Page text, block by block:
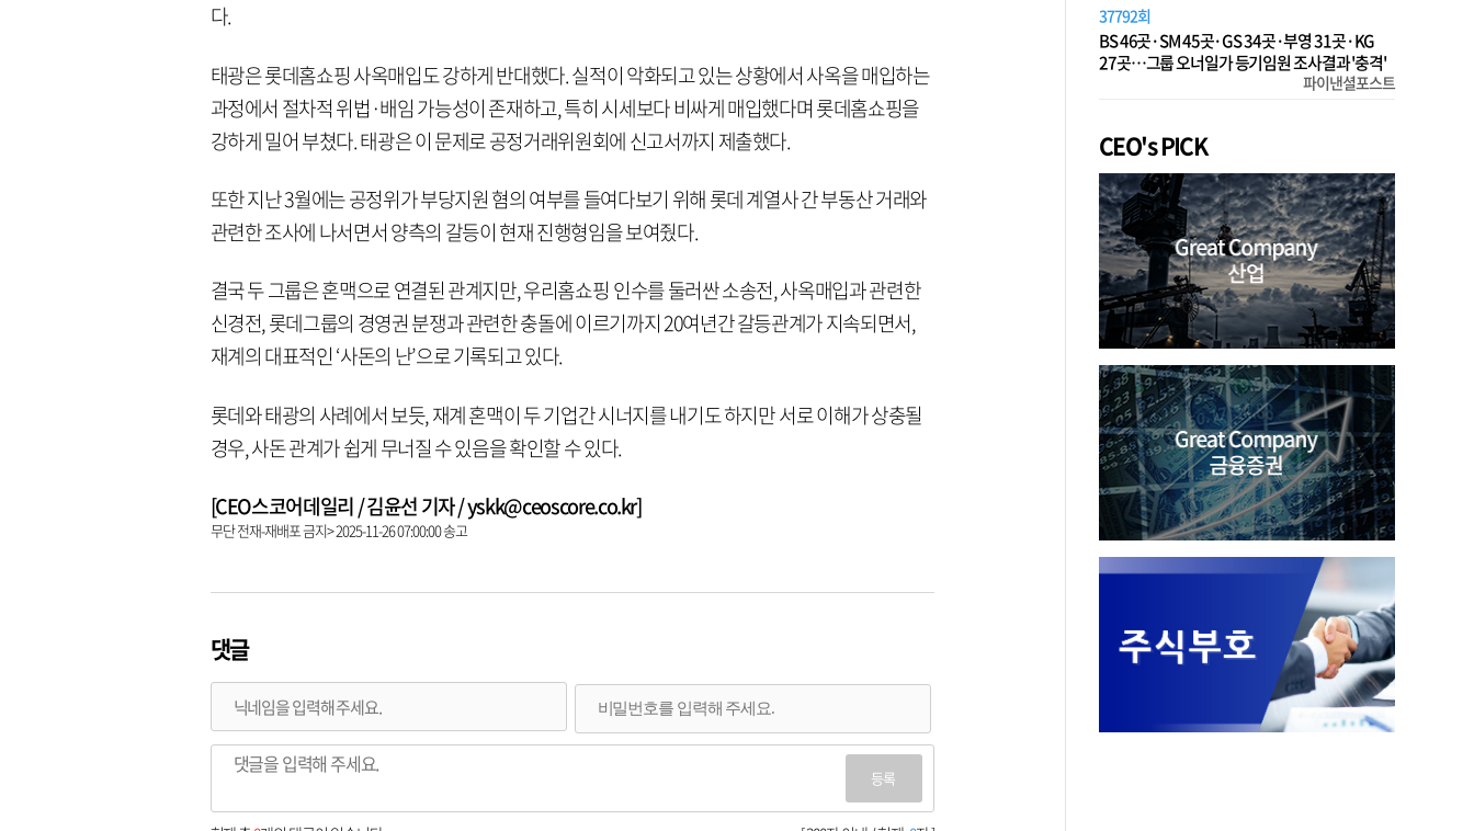
다.
태광은 롯데홈쇼핑 사옥매입도 강하게 반대했다. 실적이 악화되고 있는 상황에서 사옥을 매입하는
과정에서 절차적 위법·배임 가능성이 존재하고, 특히 시세보다 비싸게 매입했다며 롯데홈쇼핑을
강하게 밀어 부쳤다. 태광은 이 문제로 공정거래위원회에 신고서까지 제출했다.
또한 지난 3월에는 공정위가 부당지원 혐의 여부를 들여다보기 위해 롯데 계열사 간 부동산 거래와
관련한 조사에 나서면서 양측의 갈등이 현재 진행형임을 보여줬다.
결국 두 그룹은 혼맥으로 연결된 관계지만, 우리홈쇼핑 인수를 둘러싼 소송전, 사옥매입과 관련한
신경전, 롯데그룹의 경영권 분쟁과 관련한 충돌에 이르기까지 20여년간 갈등관계가 지속되면서,
재계의 대표적인 ‘사돈의 난’으로 기록되고 있다.
롯데와 태광의 사례에서 보듯, 재계 혼맥이 두 기업간 시너지를 내기도 하지만 서로 이해가 상충될
경우, 사돈 관계가 쉽게 무너질 수 있음을 확인할 수 있다.
[CEO스코어데일리 / 김윤선 기자 / yskk@ceoscore.co.kr]
무단 전재-재배포 금지> 2025-11-26 07:00:00 송고
댓글
등록
37792회
BS 46곳·SM 45곳·GS 34곳·부영 31곳·KG
27곳…그룹 오너일가 등기임원 조사결과 '충격'
파이낸셜포스트
CEO's PICK